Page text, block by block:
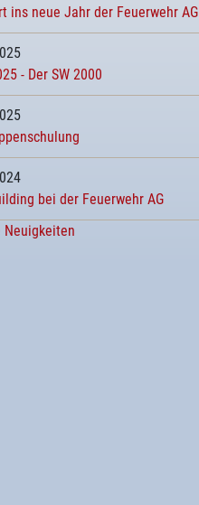
ins neue Jahr der Feuerwehr AG
- Der SW 2000
bei der Feuerwehr AG
Neuigkeiten